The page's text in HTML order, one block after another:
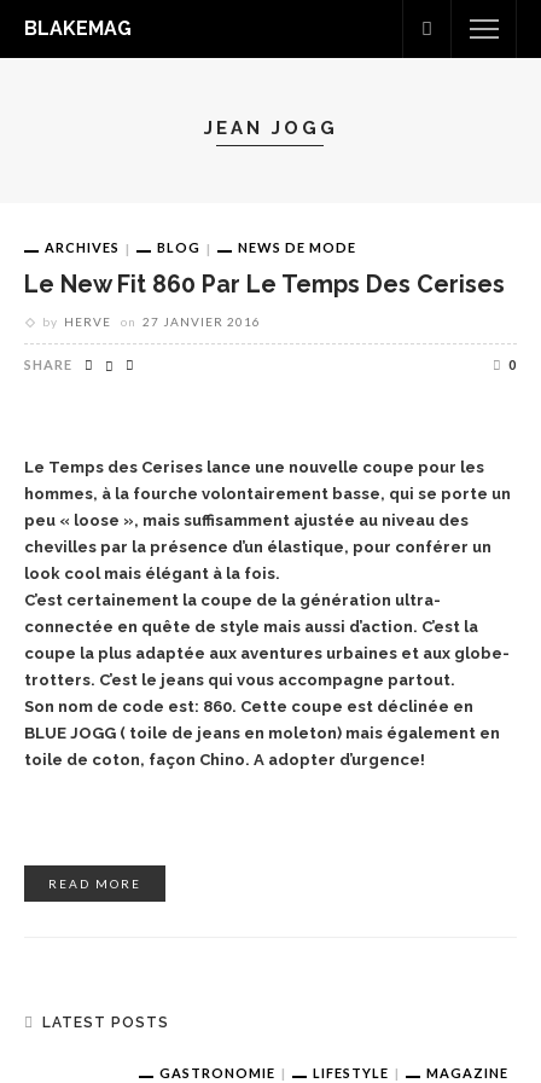
BLAKEMAG
JEAN JOGG
ARCHIVES BLOG NEWS DE MODE
Le New Fit 860 Par Le Temps Des Cerises
by HERVE on 27 JANVIER 2016
SHARE 0
Le Temps des Cerises lance une nouvelle coupe pour les
hommes, à la fourche volontairement basse, qui se porte un
peu « loose », mais suffisamment ajustée au niveau des
chevilles par la présence d’un élastique, pour conférer un
look cool mais élégant à la fois.
C’est certainement la coupe de la génération ultra-
connectée en quête de style mais aussi d’action. C’est la
coupe la plus adaptée aux aventures urbaines et aux globe-
trotters. C’est le jeans qui vous accompagne partout.
Son nom de code est: 860. Cette coupe est déclinée en
BLUE JOGG ( toile de jeans en moleton) mais également en
toile de coton, façon Chino. A adopter d’urgence!
READ MORE
LATEST POSTS
GASTRONOMIE LIFESTYLE MAGAZINE